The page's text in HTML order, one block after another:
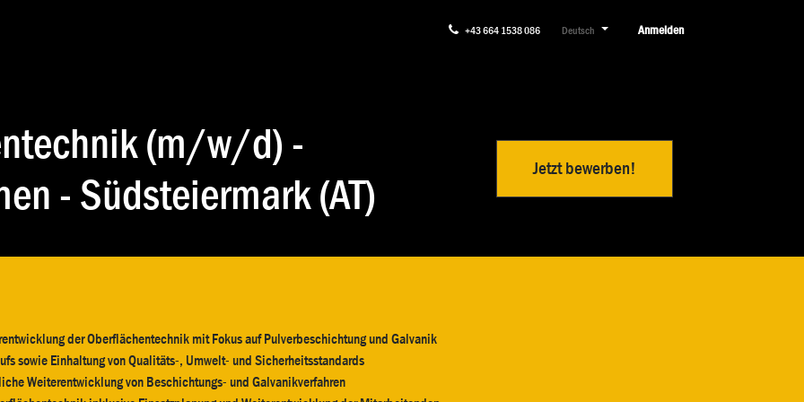
+43 664 1538 086 Deutsch Anmelden
(m/w/d) -
- Südsteiermark (AT)
Jetzt bewerben!
der Oberflächentechnik mit Fokus auf Pulverbeschichtung und Galvanik
sowie Einhaltung von Qualitäts-, Umwelt- und Sicherheitsstandards
Weiterentwicklung von Beschichtungs- und Galvanikverfahren